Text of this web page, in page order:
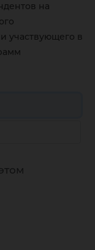
на
участвующего в